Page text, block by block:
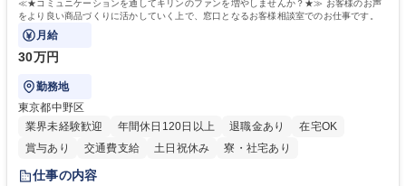
≪★コミュニケーションを通してキリンのファンを増やしませんか？★≫ お客様のお声
をより良い商品づくりに活かしていく上で、窓口となるお客様相談室でのお仕事です。
月給
30万円
勤務地
東京都中野区
業界未経験歓迎
年間休日120日以上 退職金あり
在宅OK
賞与あり
交通費支給 土日祝休み 寮・社宅あり
仕事の内容